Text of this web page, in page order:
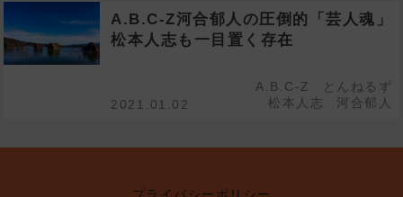
A.B.C-Z河合郁人の圧倒的「芸人魂」
松本人志も一目置く存在
2021.01.02
A.B.C-Z
とんねるず
松本人志
河合郁人